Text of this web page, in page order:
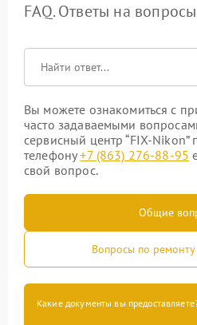
FAQ. Ответы на вопросы
Вы можете ознакомиться с
часто задаваемыми
сервисный центр “FIX-
телефону+7 (863) 276-88-95
свой вопрос.
Общие
Вопросы по
Какие документы вы